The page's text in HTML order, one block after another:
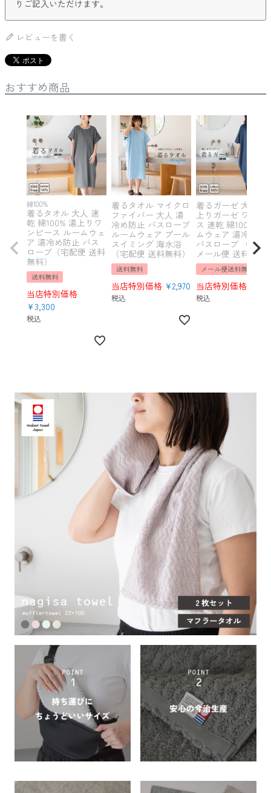
りご記入いただけます。
レビューを書く
おすすめ商品
綿100%
着るタオル 大人 速
乾 綿100% 湯上りワ
ンピース ルームウェ
ア 湯冷め防止 バス
ローブ（宅配便 送料
無料）
送料無料
当店特別価格
¥3,300
税込
着るタオル マイクロ
ファイバー 大人 湯
冷め防止 バスローブ
ルームウェア プール
スイミング 海水浴
（宅配便 送料無料）
送料無料
当店特別価格 ¥2,970
税込
着るガーゼ 大人 湯
上りガーゼ ワンピ
ス 速乾 綿100% ル
ムウェア 湯冷め防
バスローブ （圧縮
メール便 送料無料
メール便送料無料
当店特別価格
税込